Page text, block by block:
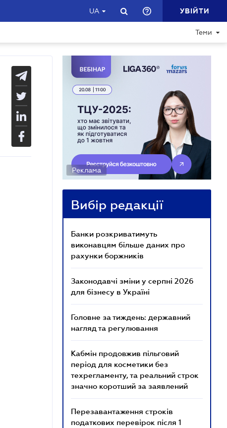
UA УВІЙТИ
Теми
Реклама
Вибір редакції
Банки розкриватимуть
виконавцям більше даних про
рахунки боржників
Законодавчі зміни у серпні 2026
для бізнесу в Україні
Головне за тиждень: державний
нагляд та регулювання
Кабмін продовжив пільговий
період для косметики без
техрегламенту, та реальний строк
значно коротший за заявлений
Перезавантаження строків
податкових перевірок після 1